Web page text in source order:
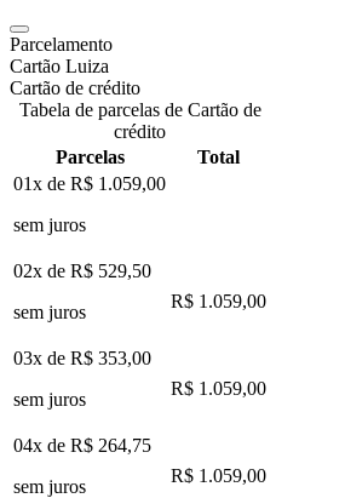
Parcelamento
Cartão Luiza
Cartão de crédito
Tabela de parcelas de Cartão de
crédito
Parcelas
Total
01x de R$ 1.059,00
sem juros
02x de R$ 529,50
sem juros
R$ 1.059,00
03x de R$ 353,00
sem juros
R$ 1.059,00
04x de R$ 264,75
sem juros
R$ 1.059,00